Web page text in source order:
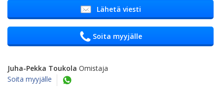
Lähetä viesti
Soita myyjälle
Juha-Pekka Toukola Omistaja
Soita myyjälle